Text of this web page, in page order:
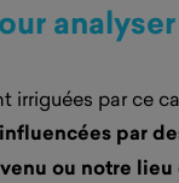
par ce
par
ou notre lieu